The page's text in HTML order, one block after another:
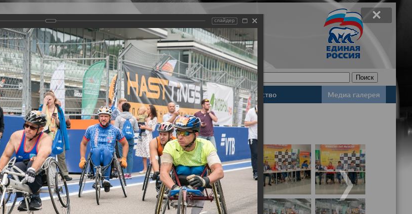
Задать вопрос
Версия для слабовидящих
Деятельность Базы данных Законодательство Медиа галерея
слайдер